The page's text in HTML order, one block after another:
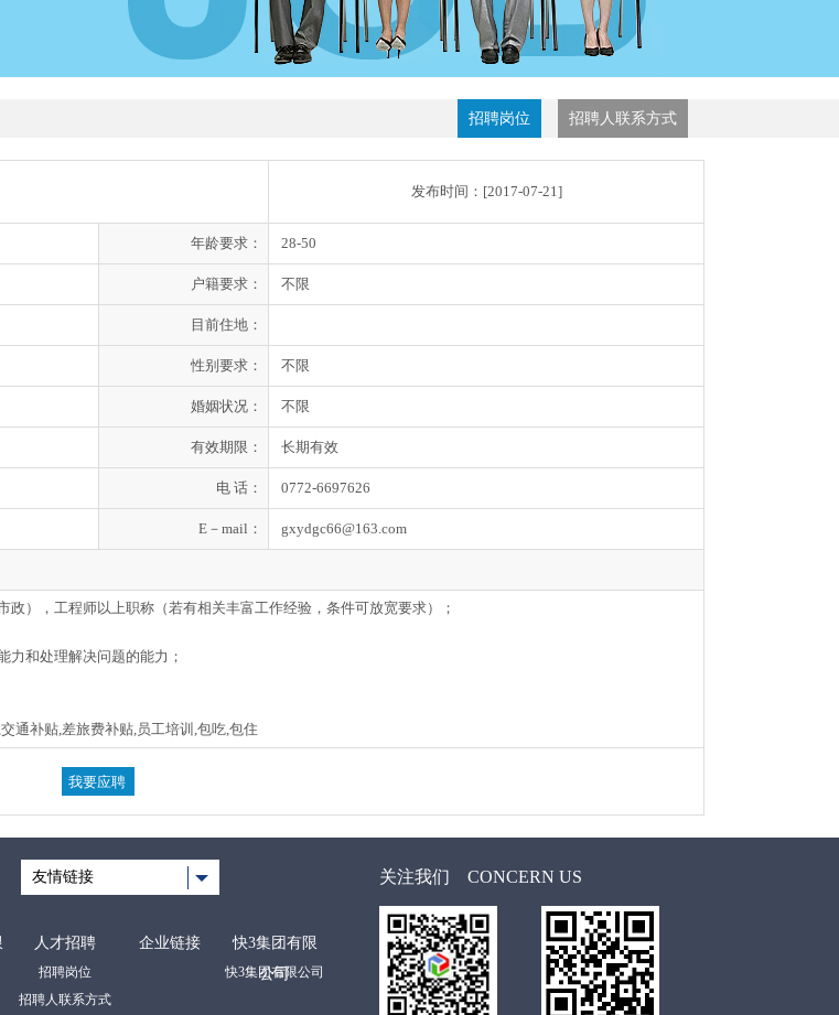
招聘岗位 招聘人联系方式
发布时间：[2017-07-21]
年龄要求： 28-50
户籍要求： 不限
目前住地：
性别要求： 不限
婚姻状况： 不限
有效期限： 长期有效
电 话： 0772-6697626
E－mail： gxydgc66@163.com
），工程师以上职称（若有相关丰富工作经验，条件可放宽要求）；
力和处理解决问题的能力；
通补贴,差旅费补贴,员工培训,包吃,包住
友情链接
人才招聘
招聘岗位
招聘人联系方式
企业链接
快3集团有限
公司
快3集团有限公司
关注我们 CONCERN US